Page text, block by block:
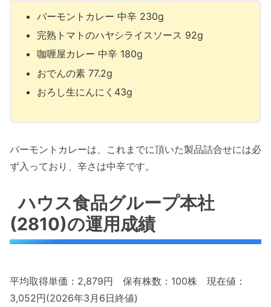
バーモントカレー 中辛 230g
完熟トマトのハヤシライスソース 92g
咖喱屋カレー 中辛 180g
おでんの素 77.2g
おろし生にんにく43g
バーモントカレーは、これまでに頂いた製品詰合せには必
ず入っており、辛さは中辛です。
ハウス食品グループ本社
(2810)の運用成績
平均取得単価：2,879円 保有株数：100株 現在値：
3,052円(2026年3月6日終値)